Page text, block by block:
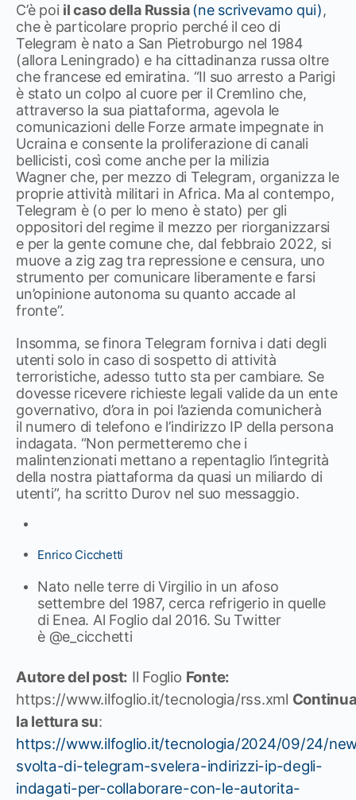
C’è poi il caso della Russia (ne scrivevamo qui),
che è particolare proprio perché il ceo di
Telegram è nato a San Pietroburgo nel 1984
(allora Leningrado) e ha cittadinanza russa oltre
che francese ed emiratina. “Il suo arresto a Parigi
è stato un colpo al cuore per il Cremlino che,
attraverso la sua piattaforma, agevola le
comunicazioni delle Forze armate impegnate in
Ucraina e consente la proliferazione di canali
bellicisti, così come anche per la milizia
Wagner che, per mezzo di Telegram, organizza le
proprie attività militari in Africa. Ma al contempo,
Telegram è (o per lo meno è stato) per gli
oppositori del regime il mezzo per riorganizzarsi
e per la gente comune che, dal febbraio 2022, si
muove a zig zag tra repressione e censura, uno
strumento per comunicare liberamente e farsi
un’opinione autonoma su quanto accade al
fronte”.
Insomma, se finora Telegram forniva i dati degli
utenti solo in caso di sospetto di attività
terroristiche, adesso tutto sta per cambiare. Se
dovesse ricevere richieste legali valide da un ente
governativo, d’ora in poi l’azienda comunicherà
il numero di telefono e l’indirizzo IP della persona
indagata. “Non permetteremo che i
malintenzionati mettano a repentaglio l’integrità
della nostra piattaforma da quasi un miliardo di
utenti”, ha scritto Durov nel suo messaggio.
Enrico Cicchetti
Nato nelle terre di Virgilio in un afoso
settembre del 1987, cerca refrigerio in quelle
di Enea. Al Foglio dal 2016. Su Twitter
è @e_cicchetti
Autore del post: Il Foglio Fonte:
https://www.ilfoglio.it/tecnologia/rss.xml
la lettura su:
https://www.ilfoglio.it/tecnologia/2024/09/24/
svolta-di-telegram-svelera-indirizzi-ip-degli-
indagati-per-collaborare-con-le-autorita-